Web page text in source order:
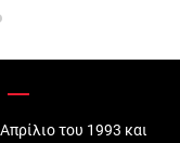
του 1993 και